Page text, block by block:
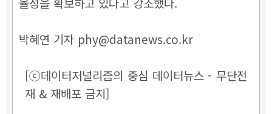
박혜연 기자 phy@datanews.co.kr
[ⓒ데이터저널리즘의 중심 데이터뉴스 - 무단전
재 & 재배포 금지]